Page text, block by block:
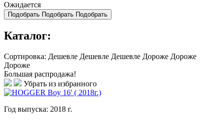
Ожидается
Подобрать Подобрать Подобрать
Каталог:
Сортировка: Дешевле Дешевле Дешевле Дороже Дороже
Дороже
Большая распродажа!
Убрать из избранного
Год выпуска: 2018 г.